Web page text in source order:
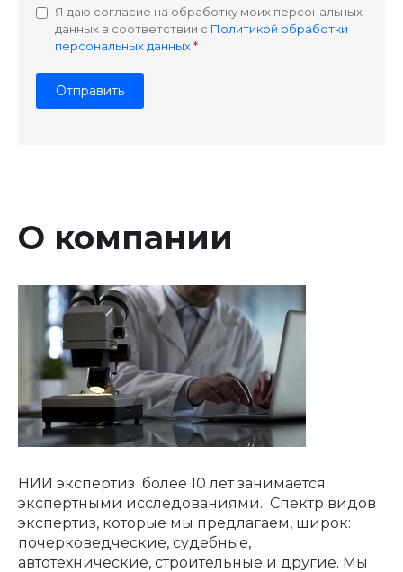
Я даю согласие на обработку моих персональных
данных в соответствии с Политикой обработки
персональных данных
О компании
НИИ экспертиз более 10 лет занимается
экспертными исследованиями. Спектр видов
экспертиз, которые мы предлагаем, широк:
почерковедческие, судебные,
автотехнические, строительные и другие. Мы